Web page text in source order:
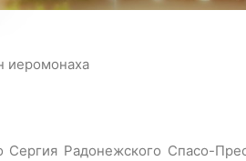
иеромонаха
Радонежского Спасо-